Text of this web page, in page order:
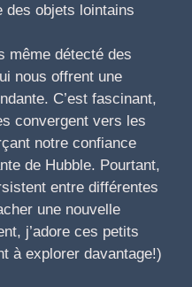
des objets lointains
même détecté des
nous offrent une
C’est fascinant,
convergent vers les
notre confiance
de Hubble. Pourtant,
entre différentes
une nouvelle
j’adore ces petits
à explorer davantage!)